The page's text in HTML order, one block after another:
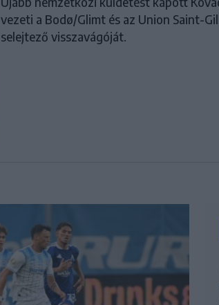
vezeti a Bodø/Glimt és az Union Saint-
selejtező visszavágóját.